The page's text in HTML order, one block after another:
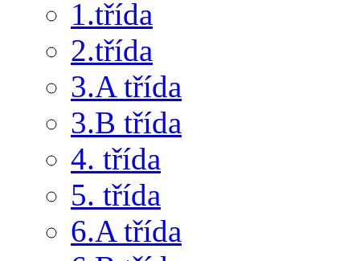
1.třída
2.třída
3.A třída
3.B třída
4. třída
5. třída
6.A třída